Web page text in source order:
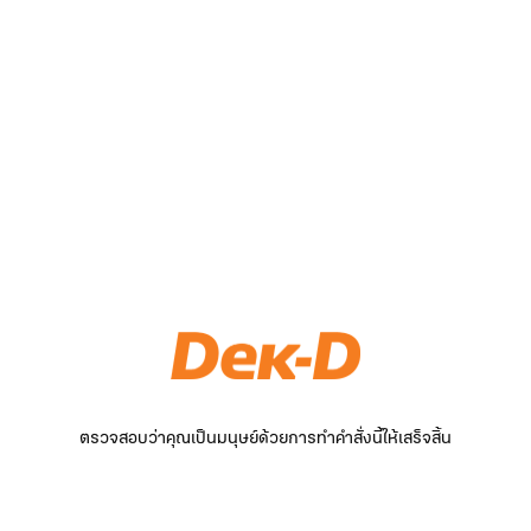
ตรวจสอบว่าคุณเป็นมนุษย์ด้วยการทำคำสั่งนี้ให้เสร็จสิ้น